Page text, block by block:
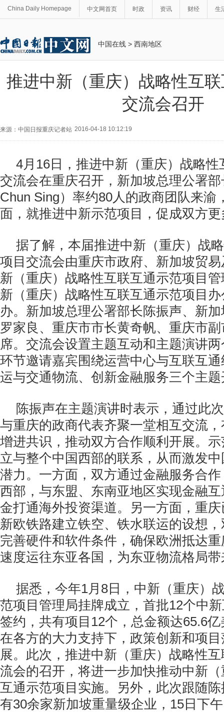
China Daily Homepage 中文网首页 时政 资讯 财经 生
中国在线 > 西南地区
推进中新（重庆）战略性互
交流会召开
来源：中国日报重庆记者站 2016-04-18 10:12:19
4月 16日，推进中新（重庆）战略
交流会在重庆召开，新加坡总理公署
Chun Sing）率约80人的政商团队来渝
面，就推进中新示范项目，促成双方
据了解，本届推进中新（重庆）战
项目交流会由重庆市政府、新加坡贸
新（重庆）战略性互联互通示范项目
新（重庆）战略性互联互通示范项目
办。新加坡总理公署部长陈振声、新
罗家良、重庆市市长黄奇帆、重庆市
席。交流会设置主题互动和主题演讲
环节邀请嘉宾围绕运营中心与互联互
运与交通物流、创新金融服务三个主
陈振声在主题演讲时表示，通过此
与重庆的政商代表齐聚一堂相互交流
增进共识，推动双方合作顺利开展。
立与整个中国西部的联系，从而激发
潜力。一方面，双方通过金融服务合
西部，与东盟、东南亚地区实现金融
金打通海外投资渠道。另一方面，重
新欧铁路建立铁空、铁水联运的设想
完善硬件和软件条件，确保欧洲抵达
速度运往东亚各国，为东亚物流格局
据悉，今年1月 8日，中新（重庆）
范项目管理局挂牌成立，首批12个中
签约，共有项目 12个，总金额达65.6亿
在各方的大力支持下，政策创新和项
展。此次，推进中新（重庆）战略性
流会的召开，将进一步加快推动中新
互通示范项目实施。另外，此次跟随
有30余家新加坡重量级企业， 15日下